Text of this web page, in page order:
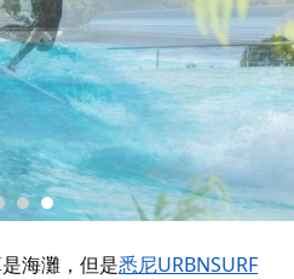
海灘，但是悉尼URBNSURF